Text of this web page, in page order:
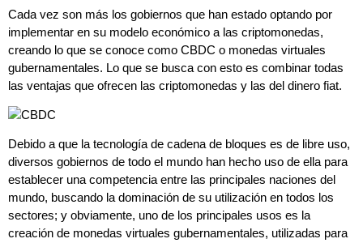
Cada vez son más los gobiernos que han estado optando por
implementar en su modelo económico a las criptomonedas,
creando lo que se conoce como CBDC o monedas virtuales
gubernamentales. Lo que se busca con esto es combinar todas
las ventajas que ofrecen las criptomonedas y las del dinero fiat.
Debido a que la tecnología de cadena de bloques es de libre uso,
diversos gobiernos de todo el mundo han hecho uso de ella para
establecer una competencia entre las principales naciones del
mundo, buscando la dominación de su utilización en todos los
sectores; y obviamente, uno de los principales usos es la
creación de monedas virtuales gubernamentales, utilizadas para